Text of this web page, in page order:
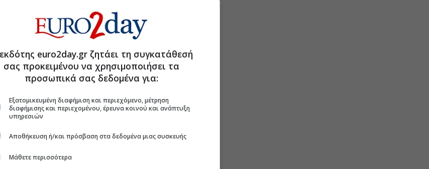
θωρακίζουν τις ελληνικές
για τις νέες «Dual Mastercard»
το πρώτο εξάμηνο
Discover
euro2day.gr ζητάει τη συγκατάθεσή
σας προκειμένου να χρησιμοποιήσει τα
προσωπικά σας δεδομένα για:
Εξατομικευμένη διαφήμιση και περιεχόμενο, μέτρηση
διαφήμισης και περιεχομένου, έρευνα κοινού και ανάπτυξη
υπηρεσιών
Αποθήκευση ή/και πρόσβαση στα δεδομένα μιας συσκευής
Μάθετε περισσότερα